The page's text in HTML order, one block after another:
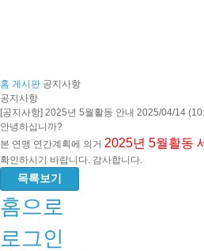
홈 게시판 공지사항
공지사항
[공지사항] 2025년 5월활동 안내 2025/04/14
안녕하십니까?
본 연맹 연간계획에 의거 2025년 5월활동
확인하시기 바랍니다. 감사합니다.
목록보기
홈으로
로그인